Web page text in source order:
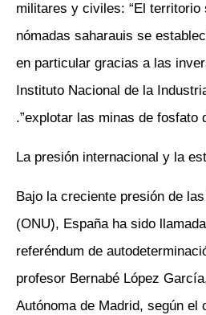
militares y civiles: “El territorio
nómadas saharauis se
en particular gracias a las
Instituto Nacional de la
explotar las minas de fosfato
La presión internacional y la
Bajo la creciente presión de
(ONU), España ha sido
referéndum de
profesor Bernabé López
Autónoma de Madrid, según el